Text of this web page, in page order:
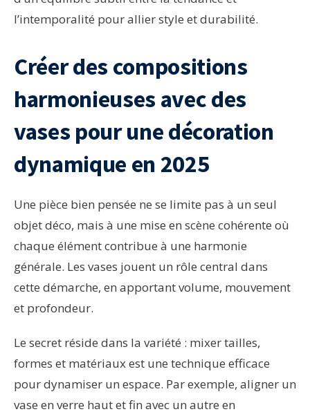
l’intemporalité pour allier style et durabilité.
Créer des compositions
harmonieuses avec des
vases pour une décoration
dynamique en 2025
Une pièce bien pensée ne se limite pas à un seul
objet déco, mais à une mise en scène cohérente où
chaque élément contribue à une harmonie
générale. Les vases jouent un rôle central dans
cette démarche, en apportant volume, mouvement
et profondeur.
Le secret réside dans la variété : mixer tailles,
formes et matériaux est une technique efficace
pour dynamiser un espace. Par exemple, aligner un
vase en verre haut et fin avec un autre en